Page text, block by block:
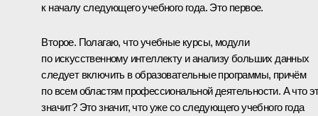
к началу следующего учебного года. Это первое.
Второе. Полагаю, что учебные курсы, модули
по искусственному интеллекту и анализу больших данных
следует включить в образовательные программы, причём
по всем областям профессиональной деятельности. А что
значит? Это значит, что уже со следующего учебного года